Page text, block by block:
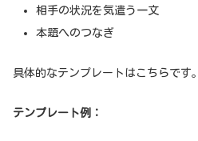
相手の状況を気遣う一文
本題へのつなぎ
具体的なテンプレートはこちらです。
テンプレート例：